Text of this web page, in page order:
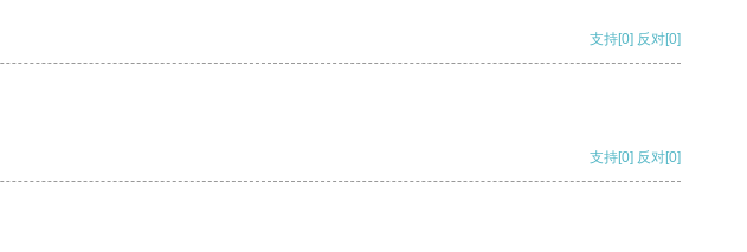
支持[0] 反对[0]
支持[0] 反对[0]